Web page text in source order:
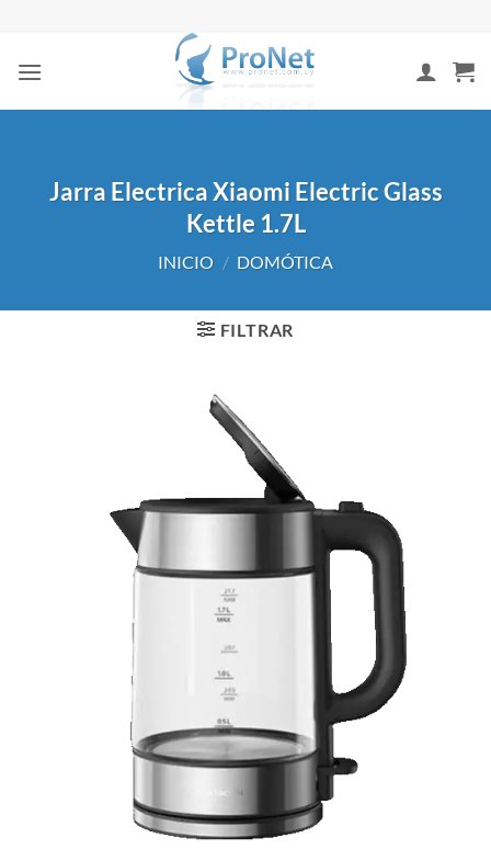
contenido
Jarra Electrica Xiaomi Electric Glass
Kettle 1.7L
INICIO / DOMÓTICA
FILTRAR